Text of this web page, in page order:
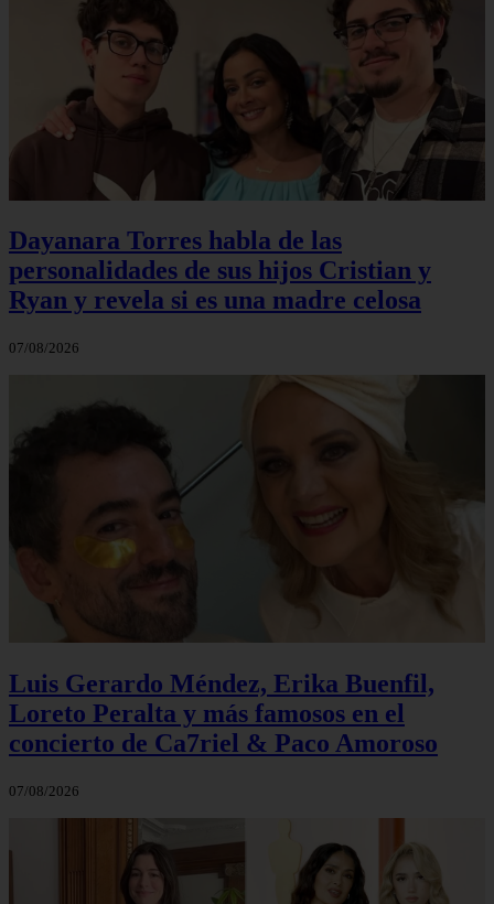
Dayanara Torres habla de las
personalidades de sus hijos Cristian y
Ryan y revela si es una madre celosa
07/08/2026
Luis Gerardo Méndez, Erika Buenfil,
Loreto Peralta y más famosos en el
concierto de Ca7riel & Paco Amoroso
07/08/2026